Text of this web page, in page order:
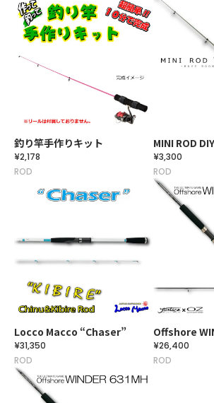
釣り竿手作りキット
¥2,178
ROD
MINI ROD
¥3,300
ROD
Locco Macco “Chaser”
¥31,350
ROD
Offshore
¥26,400
ROD